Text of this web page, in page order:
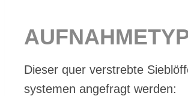
Die­ser quer ver­streb­te
sys­te­men an­ge­fragt wer­den: